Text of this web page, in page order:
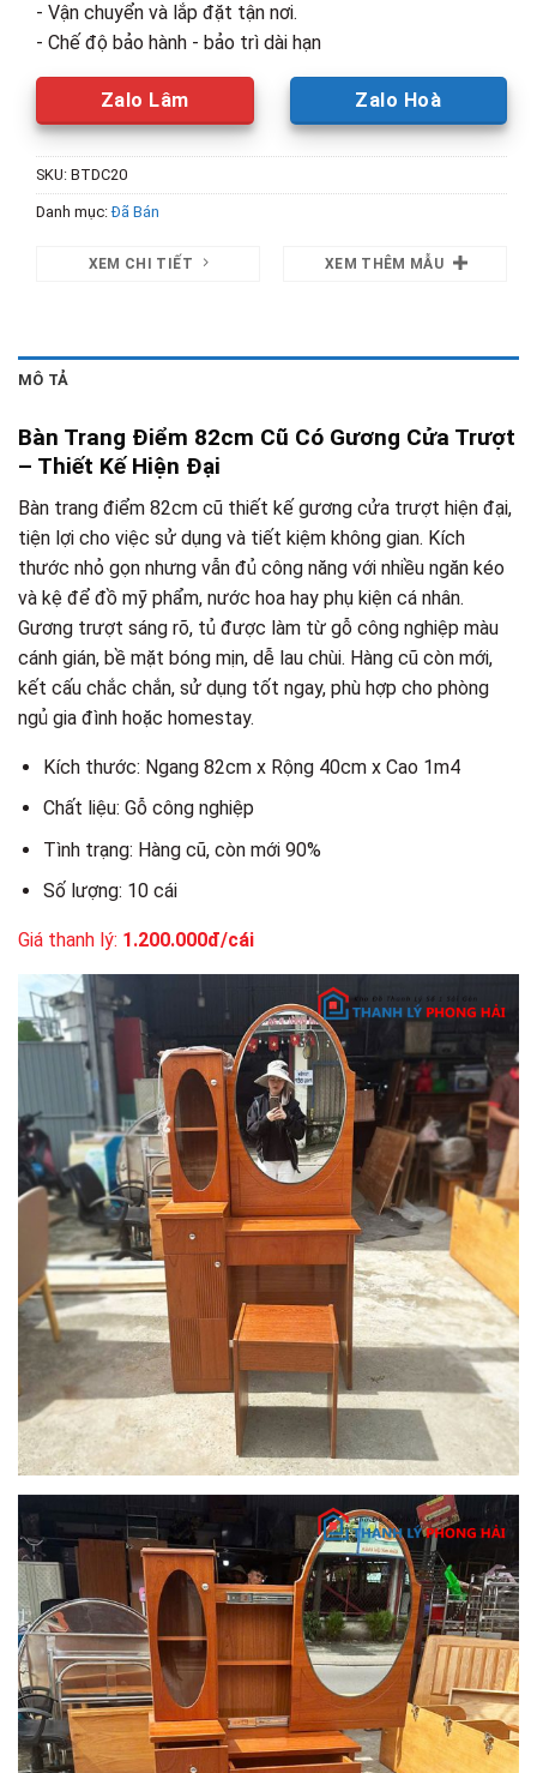
- Vận chuyển và lắp đặt tận nơi.
- Chế độ bảo hành - bảo trì dài hạn
Zalo Lâm Zalo Hoà
SKU: BTDC20
Danh mục:Đã Bán
XEM CHI TIẾT XEM THÊM MẪU
MÔ TẢ
Bàn Trang Điểm 82cm Cũ Có Gương Cửa Trượt
– Thiết Kế Hiện Đại
Bàn trang điểm 82cm cũ thiết kế gương cửa trượt hiện đại,
tiện lợi cho việc sử dụng và tiết kiệm không gian. Kích
thước nhỏ gọn nhưng vẫn đủ công năng với nhiều ngăn kéo
và kệ để đồ mỹ phẩm, nước hoa hay phụ kiện cá nhân.
Gương trượt sáng rõ, tủ được làm từ gỗ công nghiệp màu
cánh gián, bề mặt bóng mịn, dễ lau chùi. Hàng cũ còn mới,
kết cấu chắc chắn, sử dụng tốt ngay, phù hợp cho phòng
ngủ gia đình hoặc homestay.
Kích thước: Ngang 82cm x Rộng 40cm x Cao 1m4
Chất liệu: Gỗ công nghiệp
Tình trạng: Hàng cũ, còn mới 90%
Số lượng: 10 cái
Giá thanh lý: 1.200.000đ/cái